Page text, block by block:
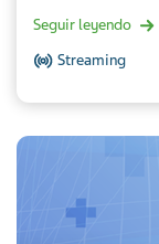
Seguir leyendo
Streaming